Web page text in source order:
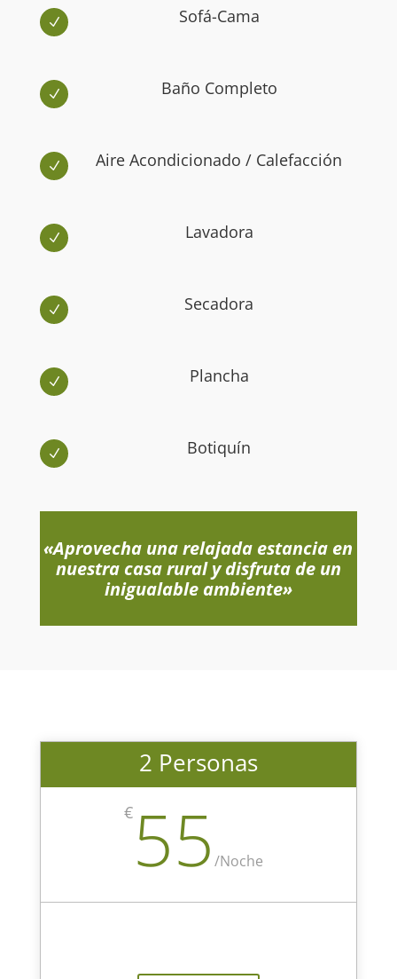
N Sofá-Cama
N Baño Completo
N Aire Acondicionado / Calefacción
N Lavadora
N Secadora
N Plancha
N Botiquín
«Aprovecha una relajada estancia en
nuestra casa rural y disfruta de un
inigualable ambiente»
2 Personas
€ 55/Noche